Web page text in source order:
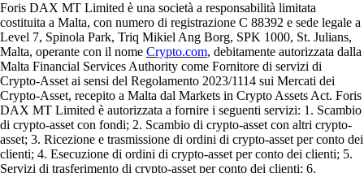
Foris DAX MT Limited è una società a responsabilità limitata
costituita a Malta, con numero di registrazione C 88392 e sede legale a
Level 7, Spinola Park, Triq Mikiel Ang Borg, SPK 1000, St. Julians,
Malta, operante con il nome Crypto.com, debitamente autorizzata dalla
Malta Financial Services Authority come Fornitore di servizi di
Crypto-Asset ai sensi del Regolamento 2023/1114 sui Mercati dei
Crypto-Asset, recepito a Malta dal Markets in Crypto Assets Act. Foris
DAX MT Limited è autorizzata a fornire i seguenti servizi: 1. Scambio
di crypto-asset con fondi; 2. Scambio di crypto-asset con altri crypto-
asset; 3. Ricezione e trasmissione di ordini di crypto-asset per conto dei
clienti; 4. Esecuzione di ordini di crypto-asset per conto dei clienti; 5.
Servizi di trasferimento di crypto-asset per conto dei clienti; 6.